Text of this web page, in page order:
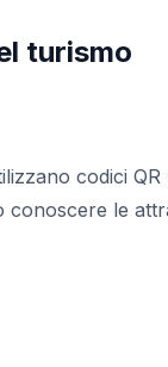
turismo
codici
conoscere le